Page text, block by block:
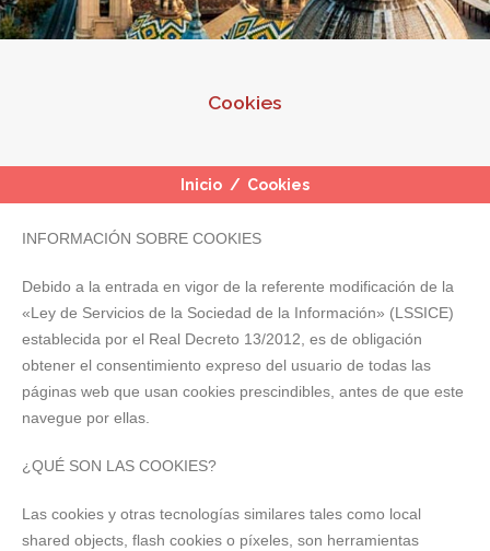
Cookies
Inicio / Cookies
INFORMACIÓN SOBRE COOKIES
Debido a la entrada en vigor de la referente modificación de la
«Ley de Servicios de la Sociedad de la Información» (LSSICE)
establecida por el Real Decreto 13/2012, es de obligación
obtener el consentimiento expreso del usuario de todas las
páginas web que usan cookies prescindibles, antes de que este
navegue por ellas.
¿QUÉ SON LAS COOKIES?
Las cookies y otras tecnologías similares tales como local
shared objects, flash cookies o píxeles, son herramientas